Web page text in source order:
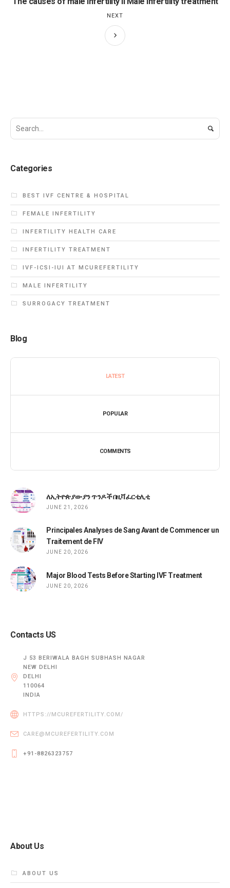
NEXT
Categories
BEST IVF CENTRE & HOSPITAL
FEMALE INFERTILITY
INFERTILITY HEALTH CARE
INFERTILITY TREATMENT
IVF-ICSI-IUI AT MCUREFERTILITY
MALE INFERTILITY
SURROGACY TREATMENT
Blog
LATEST
POPULAR
COMMENTS
ለኢትዮጵያውያን ጥንዶች በዚቫ ፈርቲሊቲ
JUNE 21, 2026
Principales Analyses de Sang Avant de Commencer un
Traitement de FIV
JUNE 20, 2026
Major Blood Tests Before Starting IVF Treatment
JUNE 20, 2026
Contacts US
J 53 BERIWALA BAGH SUBHASH NAGAR
NEW DELHI
DELHI
110064
INDIA
HTTPS://MCUREFERTILITY.COM/
CARE@MCUREFERTILITY.COM
+91-8826323757
About Us
ABOUT US